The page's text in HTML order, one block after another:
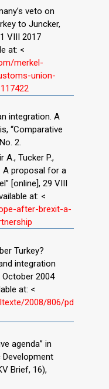
veto on
to Juncker,
VIII 2017
at: <
merkel-
union-
integration. A
“Comparative
2.
A., Tucker P.,
A proposal for a
[online], 29 VIII
at: <
after-brexit-a-
Turkey?
integration
2004
at: <
2008/806/pd
agenda” in
Development
Brief, 16),